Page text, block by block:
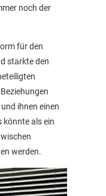
noch der
für den
stärkte den
ihnen einen
könnte als ein
werden.